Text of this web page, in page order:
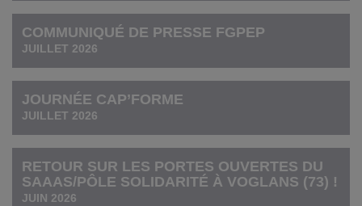
COMMUNIQUÉ DE PRESSE FGPEP
JUILLET 2026
JOURNÉE CAP’FORME
JUILLET 2026
RETOUR SUR LES PORTES OUVERTES DU
SAAAS/PÔLE SOLIDARITÉ À VOGLANS (73) !
JUIN 2026